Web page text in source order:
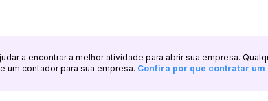
a encontrar a melhor atividade para abrir sua empresa.
um contador para sua empresa. Confira por que contratar